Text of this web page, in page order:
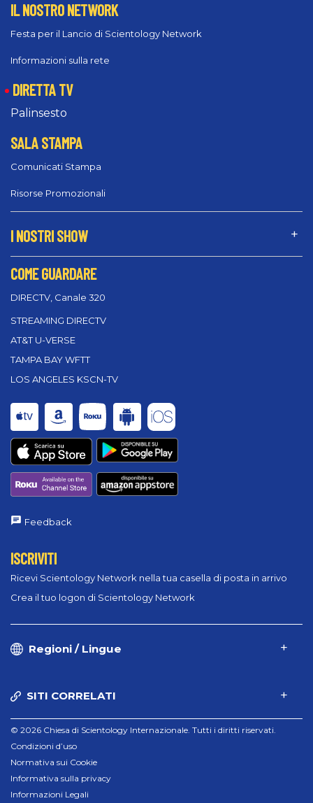
IL NOSTRO NETWORK
Festa per il Lancio di Scientology Network
Informazioni sulla rete
DIRETTA TV
Palinsesto
SALA STAMPA
Comunicati Stampa
Risorse Promozionali
I NOSTRI SHOW
COME GUARDARE
DIRECTV, Canale 320
STREAMING DIRECTV
AT&T U-VERSE
TAMPA BAY WFTT
LOS ANGELES KSCN-TV
Feedback
ISCRIVITI
Ricevi Scientology Network nella tua casella di posta in arrivo
Crea il tuo logon di Scientology Network
Regioni / Lingue
SITI CORRELATI
© 2026 Chiesa di Scientology Internazionale. Tutti i diritti riservati.
Condizioni d’uso
Normativa sui Cookie
Informativa sulla privacy
Informazioni Legali